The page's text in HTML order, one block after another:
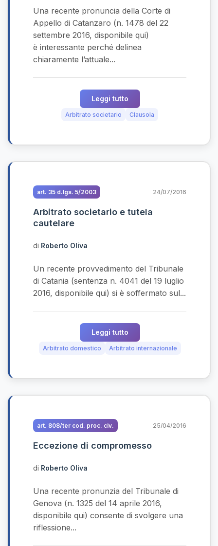
Una recente pronuncia della Corte di
Appello di Catanzaro (n. 1478 del 22
settembre 2016, disponibile qui)
è interessante perché delinea
chiaramente l’attuale...
Leggi tutto
Arbitrato societario Clausola
art. 35 d.lgs. 5/2003 24/07/2016
Arbitrato societario e tutela
cautelare
di Roberto Oliva
Un recente provvedimento del Tribunale
di Catania (sentenza n. 4041 del 19 luglio
2016, disponibile qui) si è soffermato sul...
Leggi tutto
Arbitrato domestico Arbitrato internazionale
art. 808/ter cod. proc. civ. 25/04/2016
Eccezione di compromesso
di Roberto Oliva
Una recente pronunzia del Tribunale di
Genova (n. 1325 del 14 aprile 2016,
disponibile qui) consente di svolgere una
riflessione...